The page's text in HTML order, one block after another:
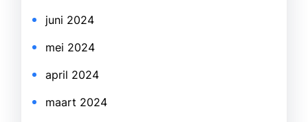
juni 2024
mei 2024
april 2024
maart 2024